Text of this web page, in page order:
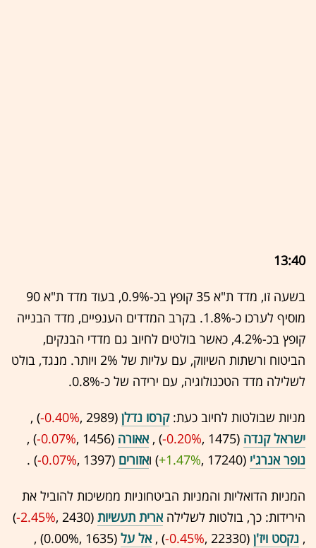
13:40
בשעה זו, מדד ת"א 35 קופץ בכ-0.9%, בעוד מדד ת"א 90
מוסיף לערכו כ-1.8%. בקרב המדדים הענפיים, מדד הבנייה
קופץ בכ-4.2%, כאשר בולטים לחיוב גם מדדי הבנקים,
הביטוח ורשתות השיווק, עם עליות של 2% ויותר. מנגד, בולט
לשלילה מדד הטכנולוגיה, עם ירידה של כ-0.8%.
מניות שבולטות לחיוב כעת:קרסו נדלן (2989 ,‎
-0.40%
‏) ,
ישראל קנדה (1475 ,‎
-0.20%
‏) ,אאורה (1456 ,‎
-0.07%
‏) ,
נופר אנרג'י (17240 ,‎
+1.47%‏) ואזורים (1397 ,‎
-0.07%
‏) .
המניות הדואליות והמניות הביטחוניות ממשיכות להוביל את
הירידות: כך, בולטות לשלילהארית תעשיות (2430 ,‎
-2.45%
‏)
, נקסט ויז'ן (22330 ,‎
-0.45%
‏) ,אל על (1635 ,‎
0.00%
‏) ,